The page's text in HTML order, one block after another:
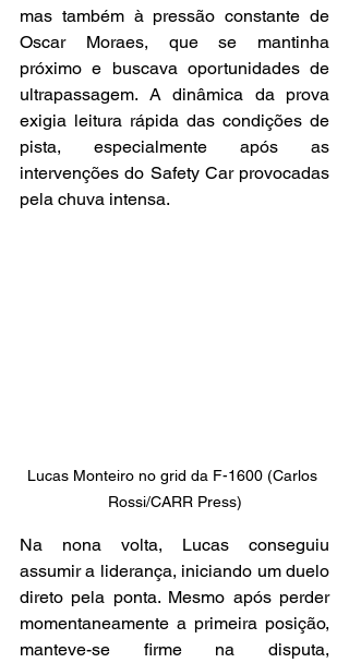
mas também à pressão constante de
Oscar Moraes, que se mantinha
próximo e buscava oportunidades de
ultrapassagem. A dinâmica da prova
exigia leitura rápida das condições de
pista, especialmente após as
intervenções do Safety Car provocadas
pela chuva intensa.
Lucas Monteiro no grid da F-1600 (Carlos
Rossi/CARR Press)
Na nona volta, Lucas conseguiu
assumir a liderança, iniciando um duelo
direto pela ponta. Mesmo após perder
momentaneamente a primeira posição,
manteve-se firme na disputa,